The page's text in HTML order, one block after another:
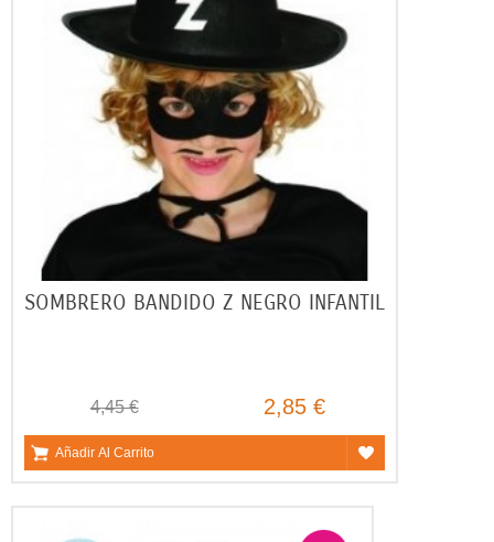
SOMBRERO BANDIDO Z NEGRO INFANTIL
4,45 € 2,85 €
Añadir Al Carrito